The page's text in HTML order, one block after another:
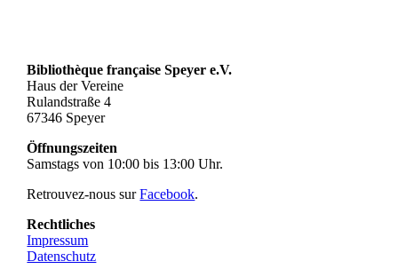
Bibliothèque française Speyer e.V.
Haus der Vereine
Rulandstraße 4
67346 Speyer
Öffnungszeiten
Samstags von 10:00 bis 13:00 Uhr.
Retrouvez-nous surFacebook.
Rechtliches
Impressum
Datenschutz